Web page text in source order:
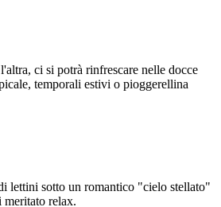
ci si potrà rinfrescare nelle docce
temporali estivi o pioggerellina
lettini sotto un romantico "cielo stellato"
meritato relax.